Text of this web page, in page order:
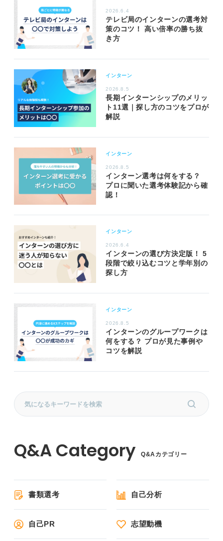
2026.6.4
テレビ局のインターンの選考対
策のコツ！ 高い倍率の勝ち抜
き方
インターン
2026.8.5
長期インターンシップのメリッ
ト11選｜探し方のコツをプロが
解説
インターン
2026.8.5
インターン選考は何をする？
プロに聞いた選考体験記から確
認！
インターン
2026.6.4
インターンの選び方決定版！ 5
段階で絞り込むコツと学年別の
探し方
インターン
2026.8.5
インターンのグループワークは
何をする？ プロが見た事例や
コツを解説
Q&Aカテゴリー
書類選考 自己分析
自己PR 志望動機